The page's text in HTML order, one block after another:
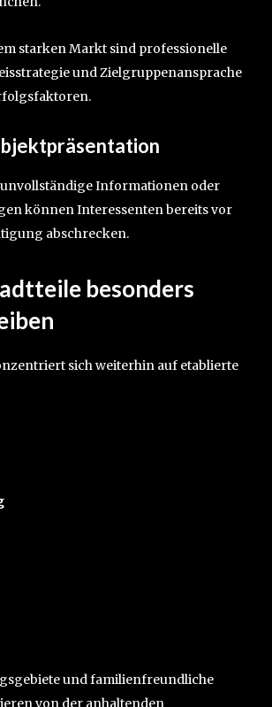
starken Markt sind professionelle
und Zielgruppenansprache
unvollständige Informationen oder
können Interessenten bereits vor
abschrecken.
besonders
sich weiterhin auf etablierte
und familienfreundliche
von der anhaltenden